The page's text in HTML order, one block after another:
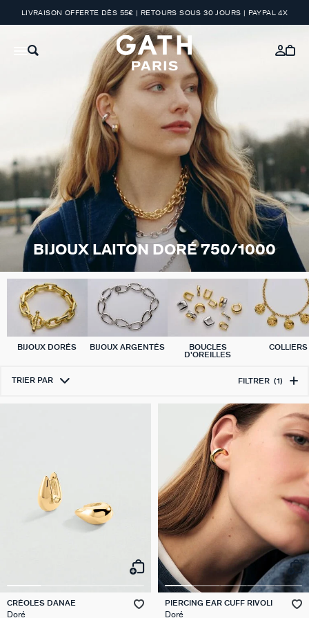
LIVRAISON OFFERTE DÈS 55€ | RETOURS SOUS 30 JOURS | PAYPAL 4X
BIJOUX LAITON DORÉ 750/1000
BIJOUX DORÉS BIJOUX ARGENTÉS
BOUCLES
D'OREILLES
COLLIERS
TRIER PAR FILTRER (1)
CRÉOLES DANAE
Doré
PIERCING EAR CUFF RIVOLI
Doré